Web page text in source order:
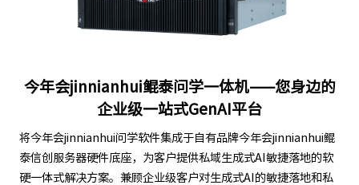
今年会jinnianhui鲲泰问学一体机——您身边的
企业级一站式GenAI平台
将今年会jinnianhui问学软件集成于自有品牌今年会jinnianhui鲲
泰信创服务器硬件底座，为客户提供私域生成式AI敏捷落地的软
硬一体式解决方案。兼顾企业级客户对生成式AI的敏捷落地和私